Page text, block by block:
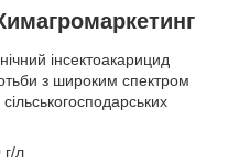
інсектоакарицид
з широким спектром
г/л